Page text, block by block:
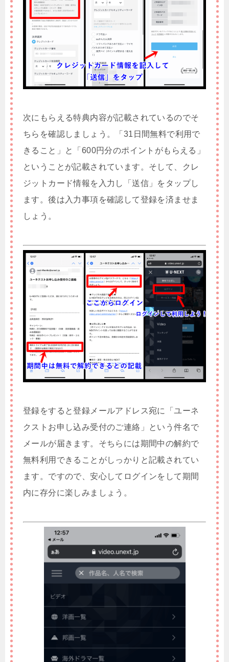
次にもらえる特典内容が記載されているのでそ
ちらを確認しましょう。「31日間無料で利用で
きること」と「600円分のポイントがもらえる」
ということが記載されています。そして、クレ
ジットカード情報を入力し「送信」をタップし
ます。後は入力事項を確認して登録を済ませま
しょう。
登録をすると登録メールアドレス宛に「ユーネ
クストお申し込み受付のご連絡」という件名で
メールが届きます。そちらには期間中の解約で
無料利用できることがしっかりと記載されてい
ます。ですので、安心してログインをして期間
内に存分に楽しみましょう。